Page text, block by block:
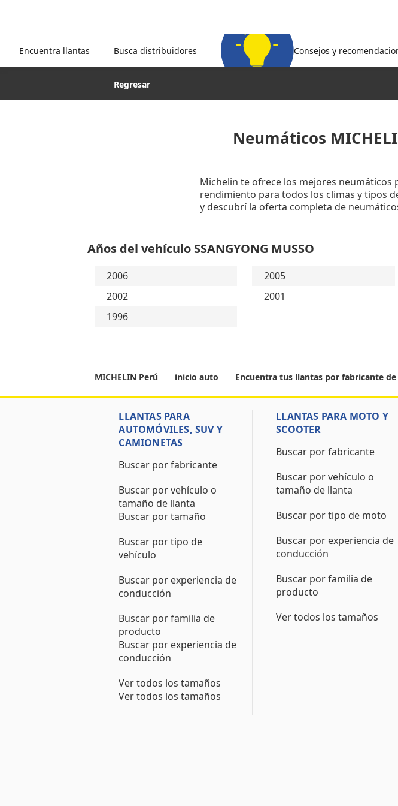
Encuentra llantas Busca distribuidores Consejos y
Regresar
Neumáticos
Michelin te ofrece los mejores neumáticos
rendimiento para todos los climas y tipos
y descubrí la oferta completa de
Años del vehículo SSANGYONG MUSSO
2006 2005
2002
2001
1996
MICHELIN Perú inicio auto Encuentra tus llantas por fabricante
LLANTAS PARA
AUTOMÓVILES, SUV Y
CAMIONETAS
Buscar por fabricante
Buscar por vehículo o
tamaño de llanta
Buscar por tamaño
Buscar por tipo de
vehículo
Buscar por experiencia de
conducción
Buscar por familia de
producto
Buscar por experiencia de
conducción
Ver todos los tamaños
Ver todos los tamaños
LLANTAS PARA MOTO Y
SCOOTER
Buscar por fabricante
Buscar por vehículo o
tamaño de llanta
Buscar por tipo de moto
Buscar por experiencia de
conducción
Buscar por familia de
producto
Ver todos los tamaños